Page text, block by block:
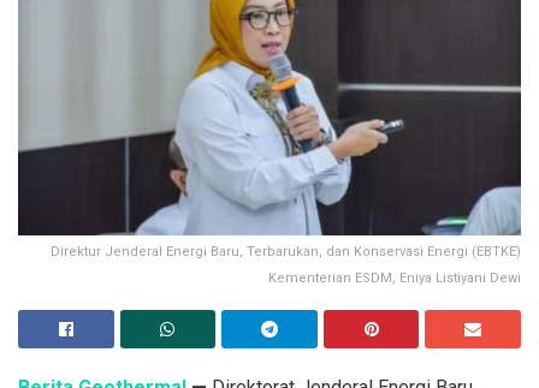
Direktur Jenderal Energi Baru, Terbarukan, dan Konservasi Energi (EBTKE)
Kementerian ESDM, Eniya Listiyani Dewi